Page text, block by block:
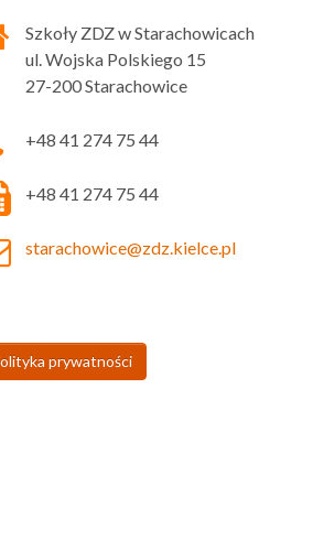
Szkoły ZDZ w Starachowicach
ul. Wojska Polskiego 15
27-200 Starachowice
+48 41 274 75 44
+48 41 274 75 44
starachowice@zdz.kielce.pl
prywatności